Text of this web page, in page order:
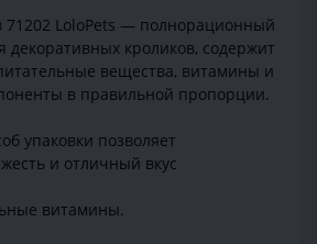
71202 LoloPets — полнорационный
декоративных кроликов, содержит
вещества, витамины и
в правильной пропорции.
упаковки позволяет
и отличный вкус
витамины.